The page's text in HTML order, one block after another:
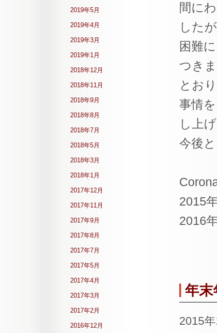
間に
した
困難
つき
とお
事情
し上
今後
2015
2016
年末
2015
2019年5月
2019年4月
2019年3月
2019年1月
2018年12月
2018年11月
2018年9月
2018年8月
2018年7月
2018年5月
2018年3月
2018年1月
2017年12月
2017年11月
2017年9月
2017年8月
2017年7月
2017年5月
2017年4月
2017年3月
2017年2月
2016年12月